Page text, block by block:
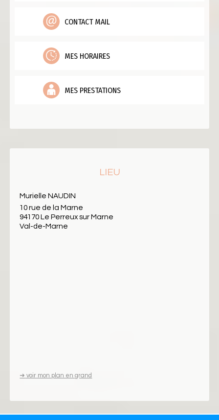
CONTACT MAIL
MES HORAIRES
MES PRESTATIONS
LIEU
Murielle NAUDIN
10 rue de la Marne
94170 Le Perreux sur Marne
Val-de-Marne
➜ voir mon plan en grand